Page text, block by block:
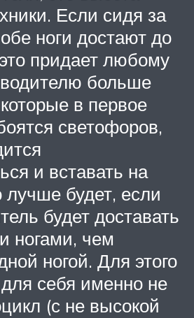
Если сидя за
ноги достают до
придает любому
больше
в первое
светофоров,
и вставать на
лучше будет, если
будет доставать
ногами, чем
ногой. Для этого
себя именно не
(с не высокой